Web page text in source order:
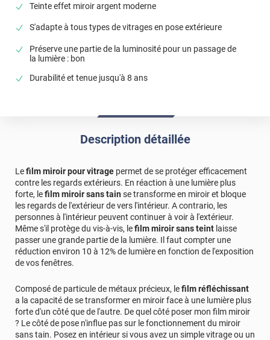
Teinte effet miroir argent moderne
S'adapte à tous types de vitrages en pose extérieure
Préserve une partie de la luminosité pour un passage de
la lumière : bon
Durabilité et tenue jusqu'à 8 ans
*****
Il y a 1012 jours
installation du film.
*****
Il y a 1038 jours
*****
Il y a 1078 jours
*****
Il y a 1219 jours
Très bon produit. Dommage que la société DPD, société de
livraison, ne soit pas aussi professionnel que vous.
*****
Il y a 1270 jours
Très bien mais difficile à poser soi même !
*****
Il y a 1339 jours
*****
Il y a 1453 jours
Todo ha ido genial
*****
Il y a 1818 jours
Description détaillée
Lefilm miroir pour vitrage permet de se protéger efficacement
contre les regards extérieurs. En réaction à une lumière plus
forte, lefilm miroir sans tainse transforme en miroir et bloque
les regards de l'extérieur de vers l'intérieur. A contrario, les
personnes à l'intérieur peuvent continuer à voir à l'extérieur.
Même s'il protège du vis-à-vis, lefilm miroir sans teint laisse
passer une grande partie de la lumière. Il faut compter une
réduction environ 10 à 12% de lumière en fonction de l'exposition
de vos fenêtres.
Composé de particule de métaux précieux, lefilm réfléchissant
a la capacité de se transformer en miroir face à une lumière plus
forte d'un côté que de l'autre. De quel côté poser mon film miroir
? Le côté de pose n'influe pas sur le fonctionnement du miroir
sans tain. Posez en intérieur si vous avez un simple vitrage ou un